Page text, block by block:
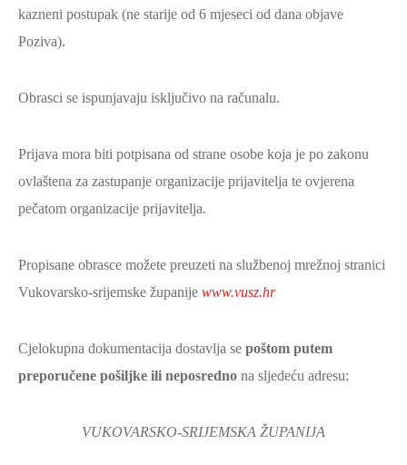
kazneni postupak (ne starije od 6 mjeseci od dana objave
Poziva).
Obrasci se ispunjavaju isključivo na računalu.
Prijava mora biti potpisana od strane osobe koja je po zakonu
ovlaštena za zastupanje organizacije prijavitelja te ovjerena
pečatom organizacije prijavitelja.
Propisane obrasce možete preuzeti na službenoj mrežnoj stranici
Vukovarsko-srijemske županije www.vusz.hr
Cjelokupna dokumentacija dostavlja se poštom putem
preporučene pošiljke ili neposredno na sljedeću adresu:
VUKOVARSKO-SRIJEMSKA ŽUPANIJA